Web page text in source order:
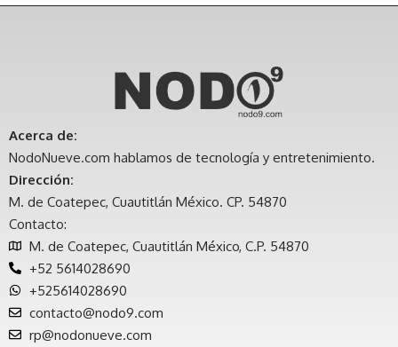
Acerca de:
NodoNueve.com hablamos de tecnología y entretenimiento.
Dirección:
M. de Coatepec, Cuautitlán México. CP. 54870
Contacto:
M. de Coatepec, Cuautitlán México, C.P. 54870
+52 5614028690
+525614028690
contacto@nodo9.com
rp@nodonueve.com